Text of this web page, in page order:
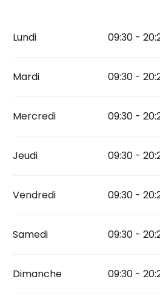
Du18 avril 2026 au3 mai
Du 4 mai 2026 30 juin
Du17 octobre 2026au2
Lundi 09:30 -
Mardi 09:30 -
Mercredi 09:30 -
Jeudi 09:30 -
Vendredi 09:30 -
Samedi 09:30 -
Dimanche 09:30 -